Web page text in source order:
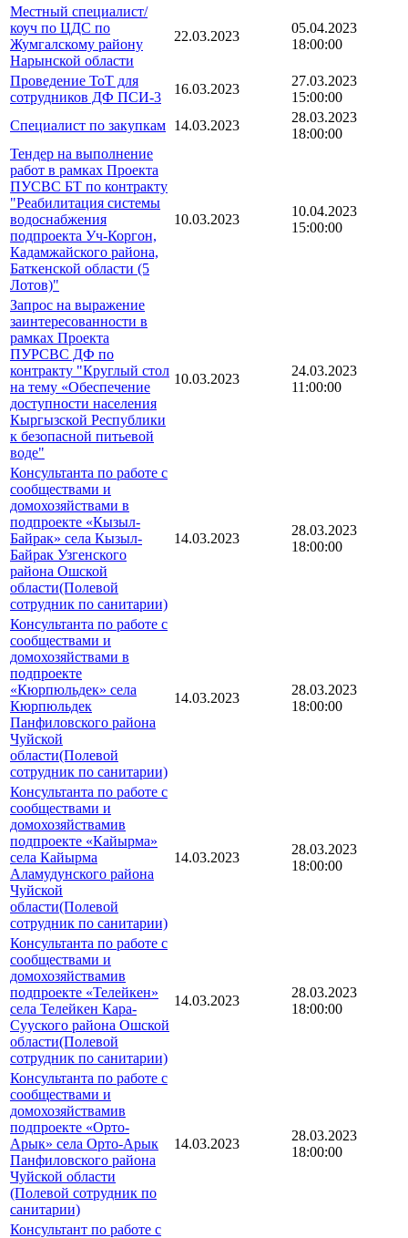
Местный специалист/
коуч по ЦДС по
Жумгалскому району
Нарынской области
22.03.2023
05.04.2023
18:00:00
Проведение ТоТ для
сотрудников ДФ ПСИ-3
16.03.2023
27.03.2023
15:00:00
Специалист по закупкам 14.03.2023
28.03.2023
18:00:00
Тендер на выполнение
работ в рамках Проекта
ПУСВС БТ по контракту
"Реабилитация системы
водоснабжения
подпроекта Уч-Коргон,
Кадамжайского района,
Баткенской области (5
Лотов)"
10.03.2023
10.04.2023
15:00:00
Запрос на выражение
заинтересованности в
рамках Проекта
ПУРСВС ДФ по
контракту "Круглый стол
на тему «Обеспечение
доступности населения
Кыргызской Республики
к безопасной питьевой
воде"
10.03.2023
24.03.2023
11:00:00
Консультанта по работе с
сообществами и
домохозяйствами в
подпроекте «Кызыл-
Байрак» села Кызыл-
Байрак Узгенского
района Ошской
области(Полевой
сотрудник по санитарии)
14.03.2023
28.03.2023
18:00:00
Консультанта по работе с
сообществами и
домохозяйствами в
подпроекте
«Кюрпюльдек» села
Кюрпюльдек
Панфиловского района
Чуйской
области(Полевой
сотрудник по санитарии)
14.03.2023
28.03.2023
18:00:00
Консультанта по работе с
сообществами и
домохозяйствамив
подпроекте «Кайырма»
села Кайырма
Аламудунского района
Чуйской
области(Полевой
сотрудник по санитарии)
14.03.2023
28.03.2023
18:00:00
Консультанта по работе с
сообществами и
домохозяйствамив
подпроекте «Телейкен»
села Телейкен Кара-
Сууского района Ошской
области(Полевой
сотрудник по санитарии)
14.03.2023
28.03.2023
18:00:00
Консультанта по работе с
сообществами и
домохозяйствамив
подпроекте «Орто-
Арык» села Орто-Арык
Панфиловского района
Чуйской области
(Полевой сотрудник по
санитарии)
14.03.2023
28.03.2023
18:00:00
Консультант по работе с